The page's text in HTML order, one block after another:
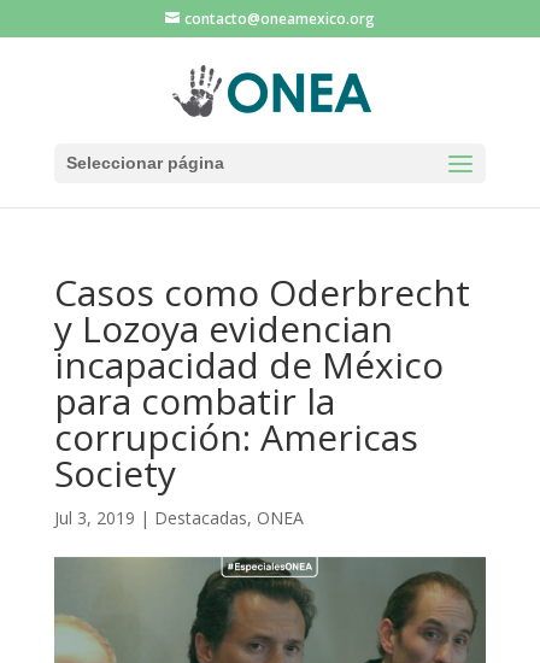
contacto@oneamexico.org
Seleccionar página
Casos como Oderbrecht
y Lozoya evidencian
incapacidad de México
para combatir la
corrupción: Americas
Society
Jul 3, 2019 | Destacadas, ONEA